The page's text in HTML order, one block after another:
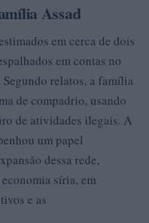
Assad
em cerca de dois
em contas no
relatos, a família
de compadrio, usando
de atividades ilegais. A
um papel
dessa rede,
síria, em
e as